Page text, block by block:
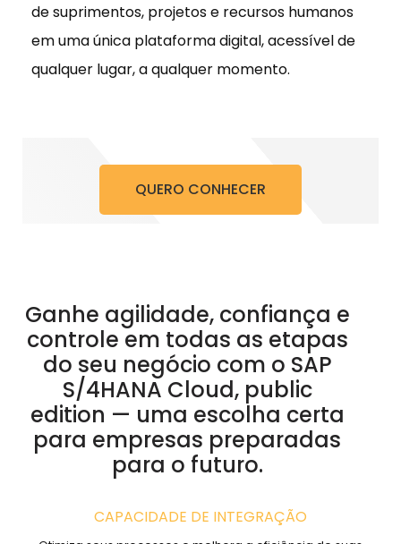
de suprimentos, projetos e recursos humanos
em uma única plataforma digital, acessível de
qualquer lugar, a qualquer momento.
QUERO CONHECER
Ganhe agilidade, confiança e
controle em todas as etapas
do seu negócio com o SAP
S/4HANA Cloud, public
edition — uma escolha certa
para empresas preparadas
para o futuro.
CAPACIDADE DE INTEGRAÇÃO